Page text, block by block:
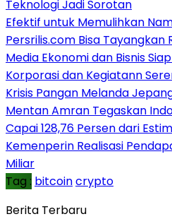
Teknologi Jadi Sorotan
Efektif untuk Memulihkan
Persrilis.com Bisa Tayangkan
Media Ekonomi dan Bisnis
Korporasi dan Kegiatann
Krisis Pangan Melanda
Mentan Amran Tegaskan
Capai 128,76 Persen dari
Kemenperin Realisasi
Miliar
Tag : bitcoincrypto
Berita Terbaru